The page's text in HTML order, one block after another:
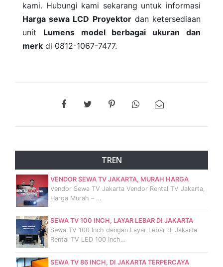
kami. Hubungi kami sekarang untuk informasi
Harga sewa LCD Proyektordan ketersediaan
unit Lumens model berbagai ukuran dan
merk di 0812-1067-7477.
TREN
VENDOR SEWA TV JAKARTA, MURAH HARGA
Vendor Sewa TV Jakarta Vendor Rental TV Jakarta,
Harga Murah – …
SEWA TV 100 INCH, LAYAR LEBAR DI JAKARTA
Sewa TV 100 Inch dengan Layar Lebar di Jakarta
Rental TV LED 100 Inch…
SEWA TV 86 INCH, DI JAKARTA TERPERCAYA